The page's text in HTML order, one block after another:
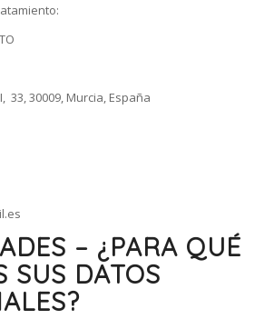
33, 30009, Murcia, España
– ¿PARA QUÉ
SUS DATOS